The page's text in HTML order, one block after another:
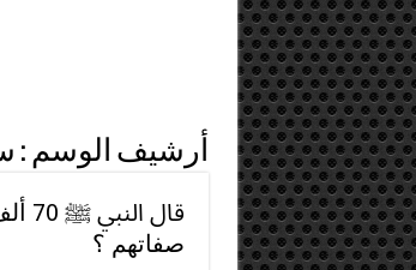
أرشيف الوسم :
صفاتهم ؟